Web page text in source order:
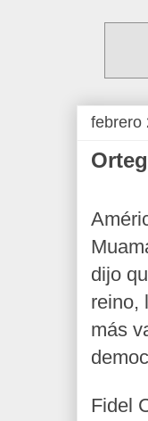
febrero
dijo
reino,
más
Fidel